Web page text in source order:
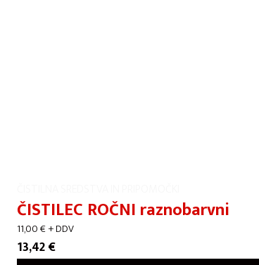
ČISTILEC ROČNI raznobarvni
11,00€+ DDV
13,42€